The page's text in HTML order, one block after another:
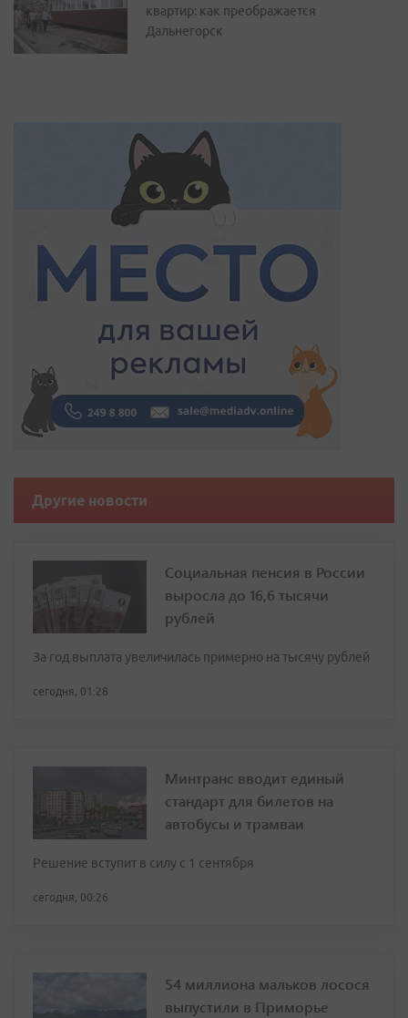
квартир: как преображается
Дальнегорск
Другие новости
Социальная пенсия в России
выросла до 16,6 тысячи
рублей
За год выплата увеличилась примерно на тысячу рублей
сегодня, 01:28
Минтранс вводит единый
стандарт для билетов на
автобусы и трамваи
Решение вступит в силу с 1 сентября
сегодня, 00:26
54 миллиона мальков лосося
выпустили в Приморье